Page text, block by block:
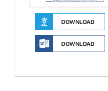
DOWNLOAD
DOWNLOAD